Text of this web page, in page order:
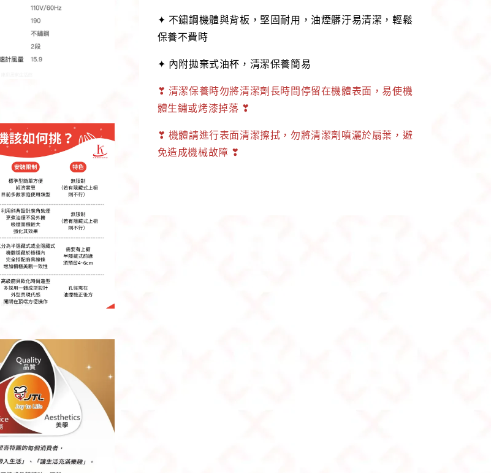
✦ 不鏽鋼機體與背板，堅固耐用，油煙髒汙易清潔，輕鬆
保養不費時
✦ 內附拋棄式油杯，清潔保養簡易
❣ 清潔保養時勿將清潔劑長時間停留在機體表面，易使機
體生鏽或烤漆掉落 ❣
❣ 機體請進行表面清潔擦拭，勿將清潔劑噴灑於扇葉，避
免造成機械故障 ❣